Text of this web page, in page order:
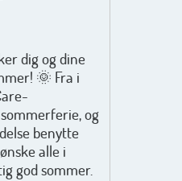
dig og dine
🌞 Fra i
og
benytte
alle i
god sommer.